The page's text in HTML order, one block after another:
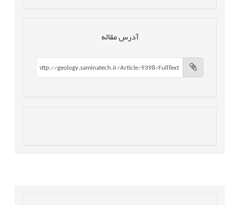
آدرس مقاله